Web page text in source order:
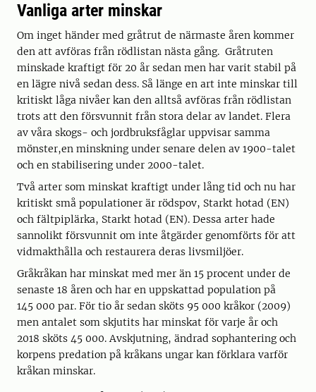
Vanliga arter minskar
Om inget händer med gråtrut de närmaste åren kommer
den att avföras från rödlistan nästa gång. Gråtruten
minskade kraftigt för 20 år sedan men har varit stabil på
en lägre nivå sedan dess. Så länge en art inte minskar till
kritiskt låga nivåer kan den alltså avföras från rödlistan
trots att den försvunnit från stora delar av landet. Flera
av våra skogs- och jordbruksfåglar uppvisar samma
mönster,en minskning under senare delen av 1900-talet
och en stabilisering under 2000-talet.
Två arter som minskat kraftigt under lång tid och nu har
kritiskt små populationer är rödspov, Starkt hotad (EN)
och fältpiplärka, Starkt hotad (EN). Dessa arter hade
sannolikt försvunnit om inte åtgärder genomförts för att
vidmakthålla och restaurera deras livsmiljöer.
Gråkråkan har minskat med mer än 15 procent under de
senaste 18 åren och har en uppskattad population på
145 000 par. För tio år sedan sköts 95 000 kråkor (2009)
men antalet som skjutits har minskat för varje år och
2018 sköts 45 000. Avskjutning, ändrad sophantering och
korpens predation på kråkans ungar kan förklara varför
kråkan minskar.